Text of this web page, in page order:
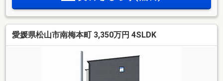
愛媛県松山市南梅本町 3,350万円 4SLDK